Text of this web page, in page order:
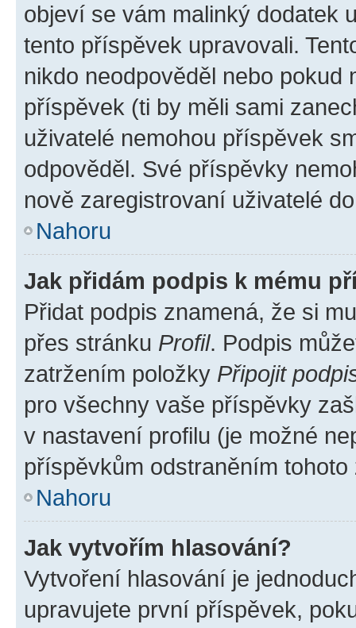
objeví se vám malinký dodatek
tento příspěvek upravovali.
nikdo neodpověděl nebo pokud
příspěvek (ti by měli sami
uživatelé nemohou příspěvek
odpověděl. Své příspěvky
nově zaregistrovaní uživatelé
Nahoru
Jak přidám podpis k mému
Přidat podpis znamená, že si
přes stránku Profil. Podpis
zatržením položky Připojit
pro všechny vaše příspěvky
v nastavení profilu (je možné
příspěvkům odstraněním
Nahoru
Jak vytvořím hlasování?
Vytvoření hlasování je
upravujete první příspěvek,